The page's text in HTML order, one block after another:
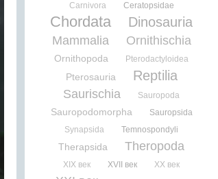
Carnivora Ceratopsidae
Chordata Dinosauria
Mammalia Ornithischia
Ornithopoda Pterodactyloidea
Pterosauria Reptilia
Saurischia Sauropoda
Sauropodomorpha
Sauropsida
Synapsida
Temnospondyli
Therapsida Theropoda
XIX век XVII век XX век